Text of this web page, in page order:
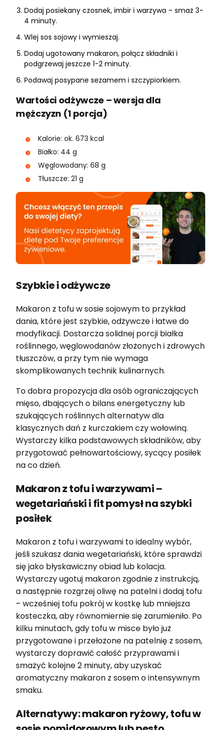
Dodaj posiekany czosnek, imbir i warzywa – smaż 3-
4 minuty.
Wlej sos sojowy i wymieszaj.
Dodaj ugotowany makaron, połącz składniki i
podgrzewaj jeszcze 1-2 minuty.
Podawaj posypane sezamem i szczypiorkiem.
Wartości odżywcze – wersja dla
mężczyzn (1 porcja)
Kalorie: ok. 673 kcal
Białko: 44 g
Węglowodany: 68 g
Tłuszcze: 21 g
Szybkie i odżywcze
Makaron z tofu w sosie sojowym to przykład
dania, które jest szybkie, odżywcze i łatwe do
modyfikacji. Dostarcza solidnej porcji białka
roślinnego, węglowodanów złożonych i zdrowych
tłuszczów, a przy tym nie wymaga
skomplikowanych technik kulinarnych.
To dobra propozycja dla osób ograniczających
mięso, dbających o bilans energetyczny lub
szukających roślinnych alternatyw dla
klasycznych dań z kurczakiem czy wołowiną.
Wystarczy kilka podstawowych składników, aby
przygotować pełnowartościowy, sycący posiłek
na co dzień.
Makaron z tofu i warzywami –
wegetariański i fit pomysł na szybki
posiłek
Makaron z tofu i warzywami to idealny wybór,
jeśli szukasz dania wegetariański, które sprawdzi
się jako błyskawiczny obiad lub kolacja.
Wystarczy ugotuj makaron zgodnie z instrukcją,
a następnie rozgrzej oliwę na patelni i dodaj tofu
– wcześniej tofu pokrój w kostkę lub mniejsza
kosteczka, aby równomiernie się zarumieniło. Po
kilku minutach, gdy tofu w misce było już
przygotowane i przełożone na patelnię z sosem,
wystarczy doprawić całość przyprawami i
smażyć kolejne 2 minuty, aby uzyskać
aromatyczny makaron z sosem o intensywnym
smaku.
Alternatywy: makaron ryżowy, tofu w